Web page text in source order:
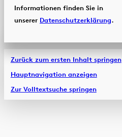
Informationen finden Sie in
unserer Datenschutzerklärung.
Zurück zum ersten Inhalt springen
Hauptnavigation anzeigen
Zur Volltextsuche springen